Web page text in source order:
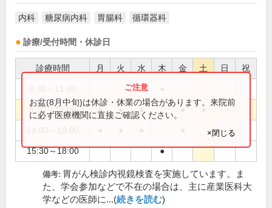
内科 糖尿病内科 胃腸科 循環器科
診療/受付時間・休診日
診療時間 月 火 水 木 金 土 日 祝
8:30～12:00 ● ● ● ● ●
15:30～18:00 ●
お盆(8月中旬)は休診・休業の場合があります。来院前
に必ず医療機関に直接ご確認ください。
×閉じる
備考: 胃がん検診内視鏡検査を実施しています。ま
た、学会参加などで不在の場合は、主に産業医科大
学などの医師に...(続きを読む)